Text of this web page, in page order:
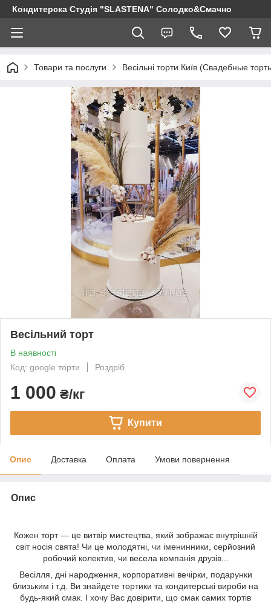
Кондитерска Студія "SLASTENA" Солодко&Смачно
Товари та послуги Весільні торти Київ (Свадебные
Весільний торт
В наявності
Код: google торти
Роздріб
1 000 ₴/кг
Купити
Опис Доставка Оплата Умови повернення
Опис
Кожен торт — це витвір мистецтва, який зображає внутрішній
світ носія свята! Чи це молодятні, чи іменинники, серйозний
робочий колектив, чи весела компанія друзів...
Весілля, дні народження, корпоративні вечірки, подарунки
близьким і т.д. Ви знайдете тортики та кондитерські вироби на
будь-який смак. І хочу Вас довірити, що смак самих тортів